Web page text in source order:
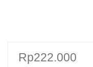
Rp222.000